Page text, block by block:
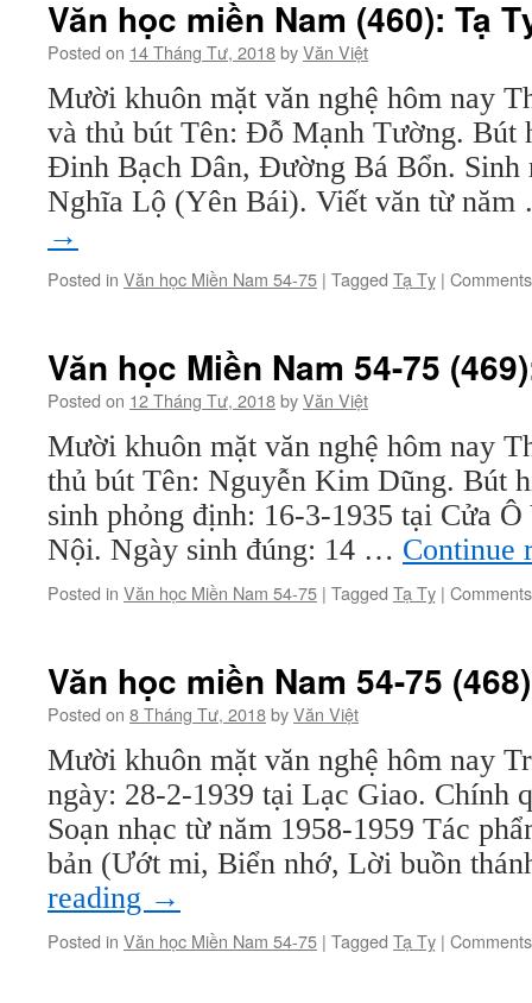
Văn học miền Nam (460): Tạ
Posted on 14 Tháng Tư, 2018byVăn Việt
Mười khuôn mặt văn nghệ hôm nay
và thủ bút Tên: Đỗ Mạnh Tường. Bút
Đinh Bạch Dân, Đường Bá Bổn. Sinh
Nghĩa Lộ (Yên Bái). Viết văn từ
→
Posted in Văn học Miền Nam 54-75 | Tagged Tạ Tỵ |
Văn học Miền Nam 54-75
Posted on 12 Tháng Tư, 2018byVăn Việt
Mười khuôn mặt văn nghệ hôm nay
thủ bút Tên: Nguyễn Kim Dũng. Bút
sinh phỏng định: 16-3-1935 tại Cửa
Nội. Ngày sinh đúng: 14 … Continue
Posted in Văn học Miền Nam 54-75 | Tagged Tạ Tỵ |
Văn học miền Nam 54-75
Posted on 8 Tháng Tư, 2018byVăn Việt
Mười khuôn mặt văn nghệ hôm nay
ngày: 28-2-1939 tại Lạc Giao. Chính
Soạn nhạc từ năm 1958-1959 Tác
bản (Ướt mi, Biển nhớ, Lời buồn
reading →
Posted in Văn học Miền Nam 54-75 | Tagged Tạ Tỵ |